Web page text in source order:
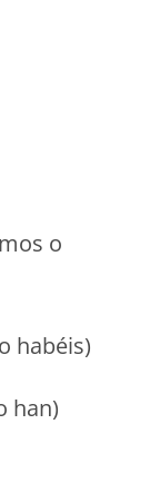
o
habéis)
han)